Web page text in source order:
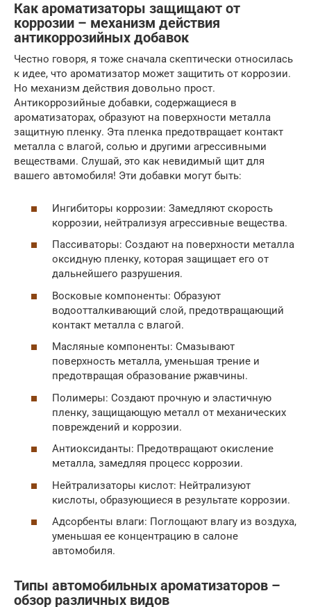
Как ароматизаторы защищают от
коррозии – механизм действия
антикоррозийных добавок
Честно говоря, я тоже сначала скептически относилась
к идее, что ароматизатор может защитить от коррозии.
Но механизм действия довольно прост.
Антикоррозийные добавки, содержащиеся в
ароматизаторах, образуют на поверхности металла
защитную пленку. Эта пленка предотвращает контакт
металла с влагой, солью и другими агрессивными
веществами. Слушай, это как невидимый щит для
вашего автомобиля! Эти добавки могут быть:
Ингибиторы коррозии: Замедляют скорость
коррозии, нейтрализуя агрессивные вещества.
Пассиваторы: Создают на поверхности металла
оксидную пленку, которая защищает его от
дальнейшего разрушения.
Восковые компоненты: Образуют
водоотталкивающий слой, предотвращающий
контакт металла с влагой.
Масляные компоненты: Смазывают
поверхность металла, уменьшая трение и
предотвращая образование ржавчины.
Полимеры: Создают прочную и эластичную
пленку, защищающую металл от механических
повреждений и коррозии.
Антиоксиданты: Предотвращают окисление
металла, замедляя процесс коррозии.
Нейтрализаторы кислот: Нейтрализуют
кислоты, образующиеся в результате коррозии.
Адсорбенты влаги: Поглощают влагу из воздуха,
уменьшая ее концентрацию в салоне
автомобиля.
Типы автомобильных ароматизаторов –
обзор различных видов